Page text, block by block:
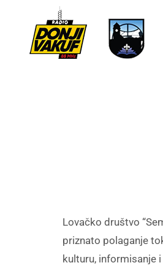
Lovačko društvo
priznato polaganje
kulturu, informisanje